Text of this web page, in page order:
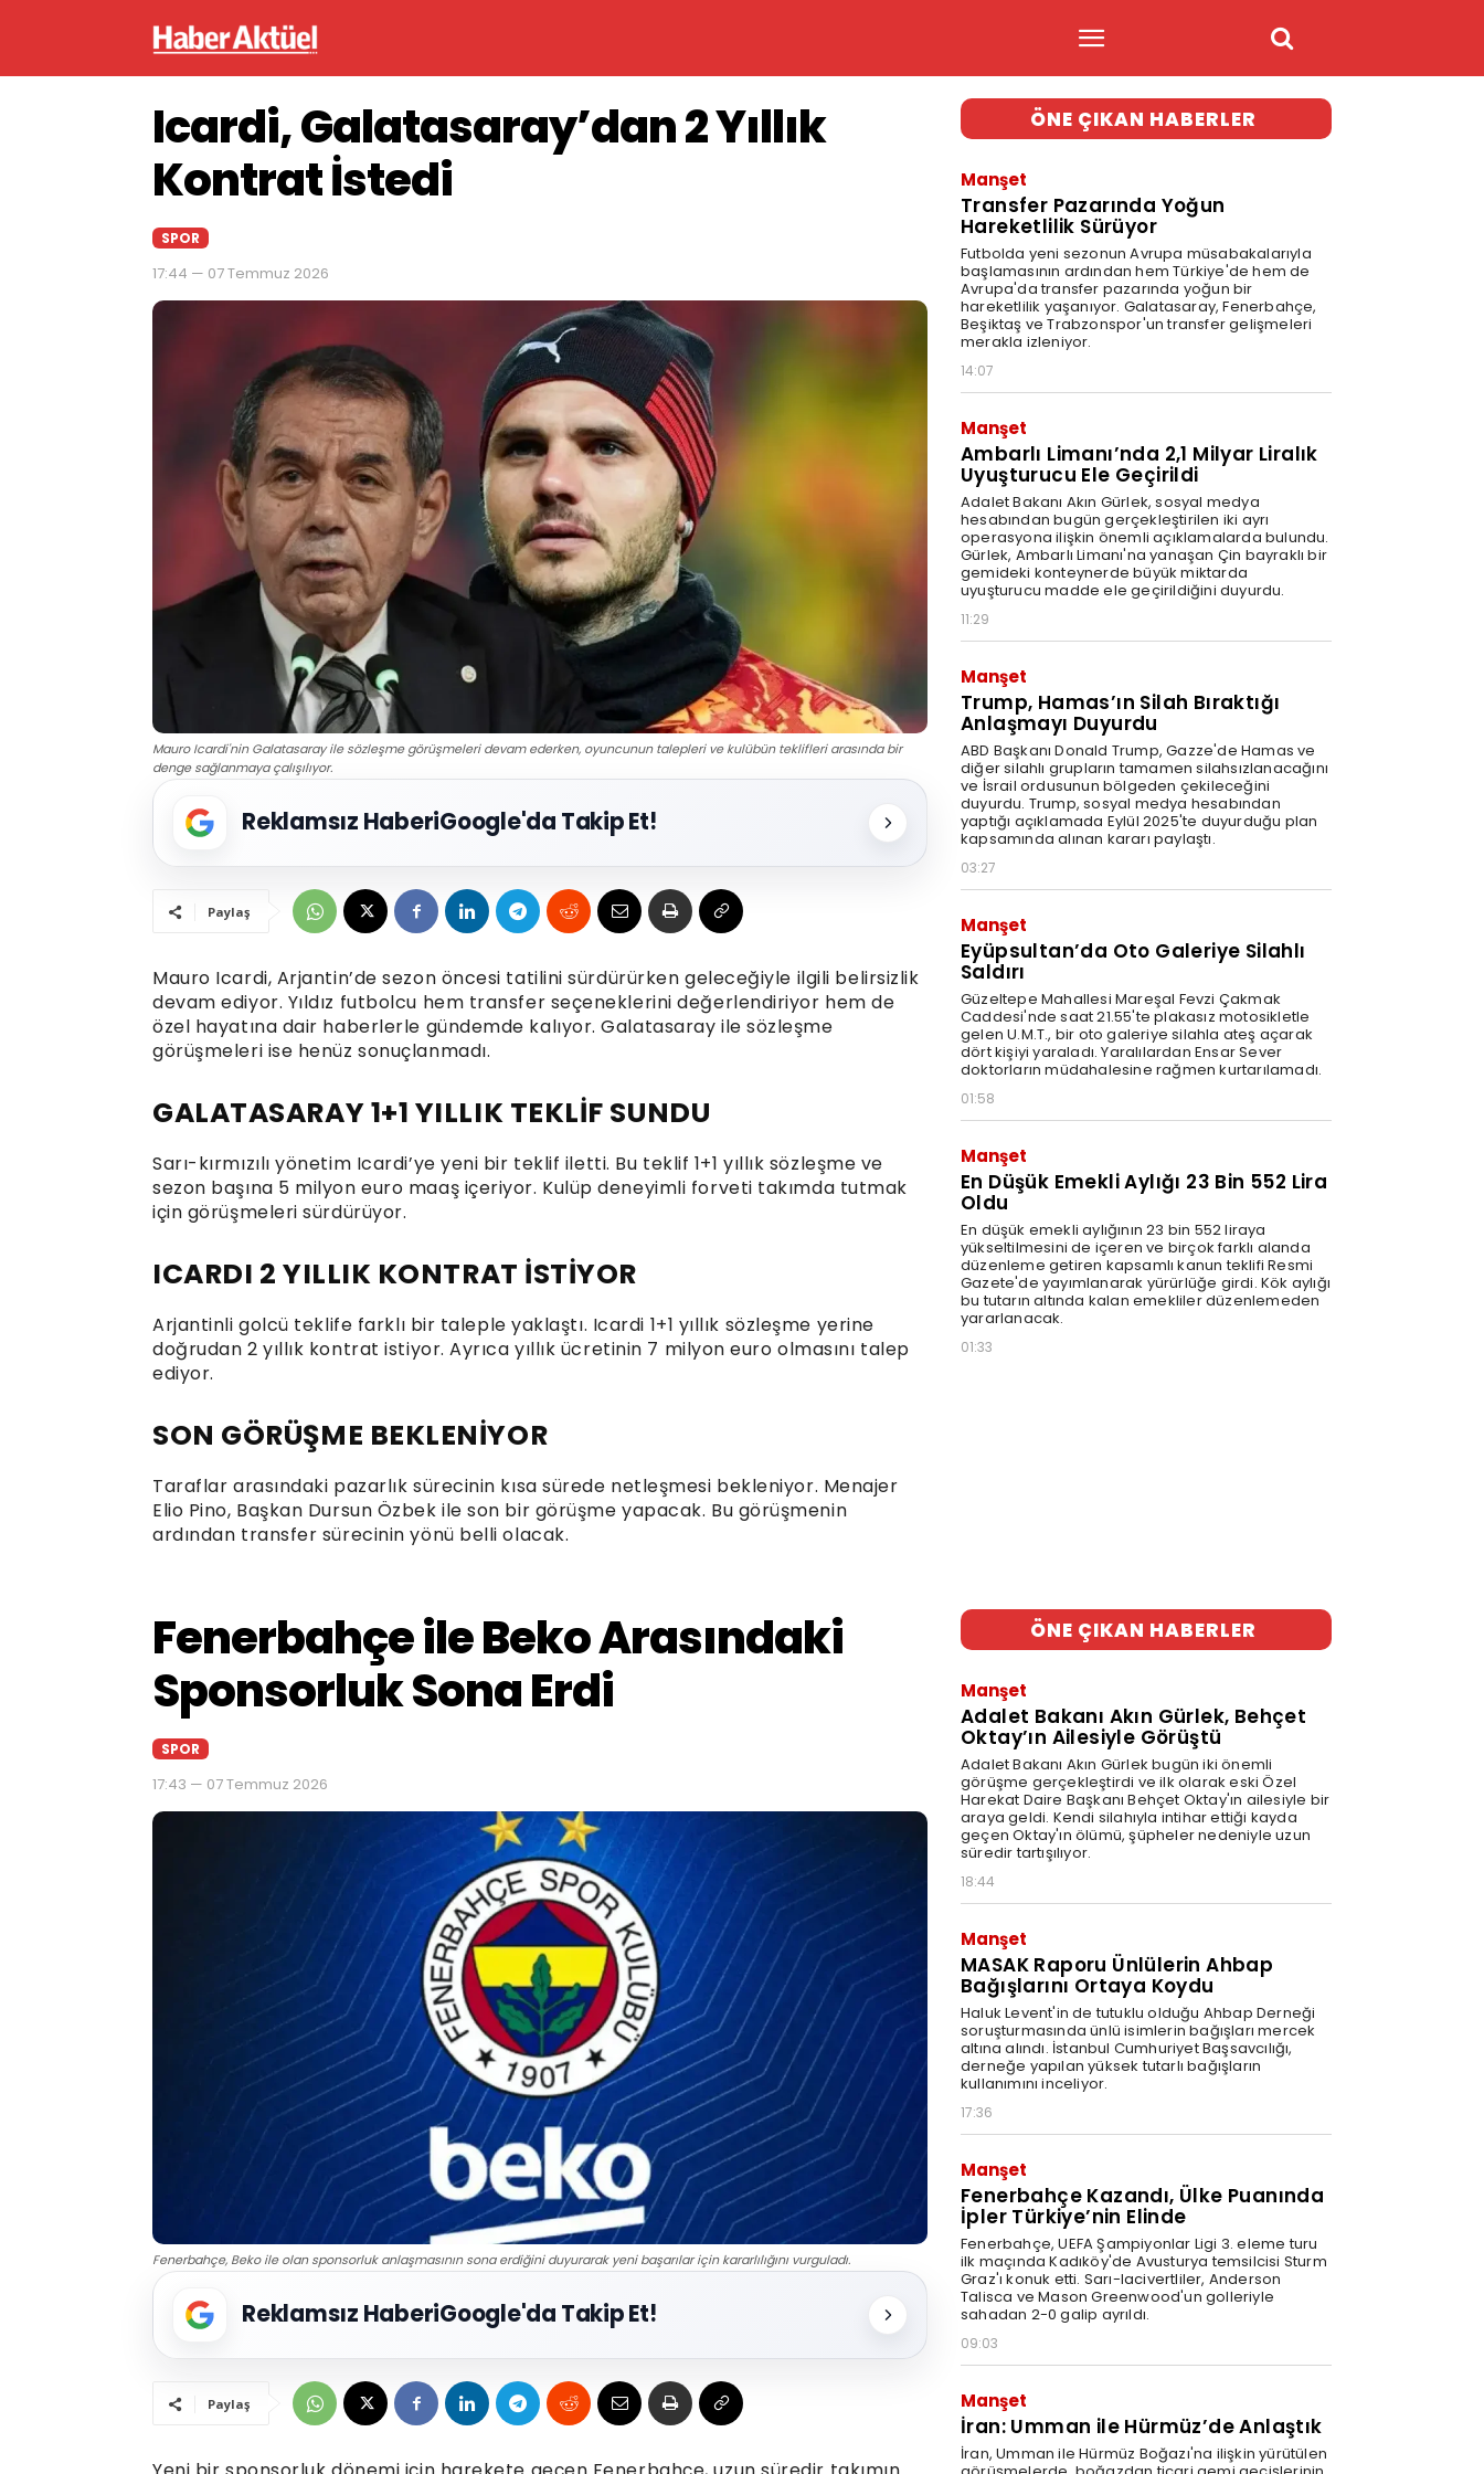
Icardi, Galatasaray’dan 2 Yıllık
Kontrat İstedi
SPOR
17:44 — 07 Temmuz 2026
Mauro Icardi'nin Galatasaray ile sözleşme görüşmeleri devam ederken, oyuncunun talepleri ve kulübün teklifleri arasında bir
denge sağlanmaya çalışılıyor.
Reklamsız HaberiGoogle'da Takip Et!
Paylaş
Mauro Icardi, Arjantin’de sezon öncesi tatilini sürdürürken geleceğiyle ilgili belirsizlik
devam ediyor. Yıldız futbolcu hem transfer seçeneklerini değerlendiriyor hem de
özel hayatına dair haberlerle gündemde kalıyor. Galatasaray ile sözleşme
görüşmeleri ise henüz sonuçlanmadı.
GALATASARAY 1+1 YILLIK TEKLİF SUNDU
Sarı-kırmızılı yönetim Icardi’ye yeni bir teklif iletti. Bu teklif 1+1 yıllık sözleşme ve
sezon başına 5 milyon euro maaş içeriyor. Kulüp deneyimli forveti takımda tutmak
için görüşmeleri sürdürüyor.
ICARDI 2 YILLIK KONTRAT İSTİYOR
Arjantinli golcü teklife farklı bir taleple yaklaştı. Icardi 1+1 yıllık sözleşme yerine
doğrudan 2 yıllık kontrat istiyor. Ayrıca yıllık ücretinin 7 milyon euro olmasını talep
ediyor.
SON GÖRÜŞME BEKLENİYOR
Taraflar arasındaki pazarlık sürecinin kısa sürede netleşmesi bekleniyor. Menajer
Elio Pino, Başkan Dursun Özbek ile son bir görüşme yapacak. Bu görüşmenin
ardından transfer sürecinin yönü belli olacak.
ÖNE ÇIKAN HABERLER
Manşet
Transfer Pazarında Yoğun
Hareketlilik Sürüyor
Futbolda yeni sezonun Avrupa müsabakalarıyla
başlamasının ardından hem Türkiye'de hem de
Avrupa'da transfer pazarında yoğun bir
hareketlilik yaşanıyor. Galatasaray, Fenerbahçe,
Beşiktaş ve Trabzonspor'un transfer gelişmeleri
merakla izleniyor.
14:07
Manşet
Ambarlı Limanı’nda 2,1 Milyar Liralık
Uyuşturucu Ele Geçirildi
Adalet Bakanı Akın Gürlek, sosyal medya
hesabından bugün gerçekleştirilen iki ayrı
operasyona ilişkin önemli açıklamalarda bulundu.
Gürlek, Ambarlı Limanı'na yanaşan Çin bayraklı bir
gemideki konteynerde büyük miktarda
uyuşturucu madde ele geçirildiğini duyurdu.
11:29
Manşet
Trump, Hamas’ın Silah Bıraktığı
Anlaşmayı Duyurdu
ABD Başkanı Donald Trump, Gazze'de Hamas ve
diğer silahlı grupların tamamen silahsızlanacağını
ve İsrail ordusunun bölgeden çekileceğini
duyurdu. Trump, sosyal medya hesabından
yaptığı açıklamada Eylül 2025'te duyurduğu plan
kapsamında alınan kararı paylaştı.
03:27
Manşet
Eyüpsultan’da Oto Galeriye Silahlı
Saldırı
Güzeltepe Mahallesi Mareşal Fevzi Çakmak
Caddesi'nde saat 21.55'te plakasız motosikletle
gelen U.M.T., bir oto galeriye silahla ateş açarak
dört kişiyi yaraladı. Yaralılardan Ensar Sever
doktorların müdahalesine rağmen kurtarılamadı.
01:58
Manşet
En Düşük Emekli Aylığı 23 Bin 552 Lira
Oldu
En düşük emekli aylığının 23 bin 552 liraya
yükseltilmesini de içeren ve birçok farklı alanda
düzenleme getiren kapsamlı kanun teklifi Resmi
Gazete'de yayımlanarak yürürlüğe girdi. Kök aylığı
bu tutarın altında kalan emekliler düzenlemeden
yararlanacak.
01:33